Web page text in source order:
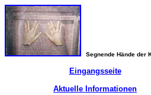
Segnende Hände der
Eingangsseite
Aktuelle Informationen